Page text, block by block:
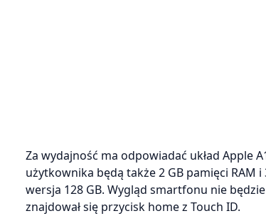
Za wydajność ma odpowiadać układ Apple
użytkownika będą także 2 GB pamięci RAM
wersja 128 GB. Wygląd smartfonu nie
znajdował się przycisk home z Touch ID.